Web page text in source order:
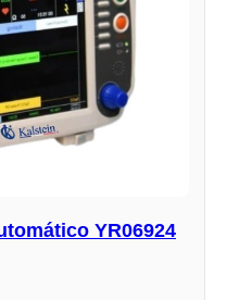
YR06924